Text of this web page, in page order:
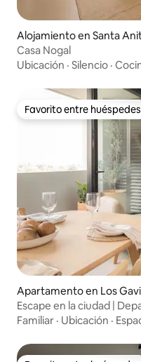
Alojamiento en Santa
Casa Nogal
Ubicación · Silencio ·
Favorito entre huéspedes
Favorito entre huéspedes
Apartamento en Los
Escape en la ciudad |
Familiar · Ubicación ·